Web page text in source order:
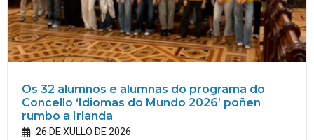
Os 32 alumnos e alumnas do programa do
Concello ‘Idiomas do Mundo 2026’ poñen
rumbo a Irlanda
26 DE XULLO DE 2026